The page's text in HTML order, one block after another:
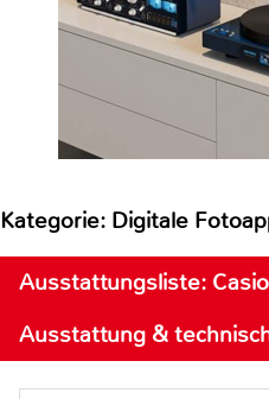
Kategorie: Digitale
Ausstattungsliste:
Ausstattung &